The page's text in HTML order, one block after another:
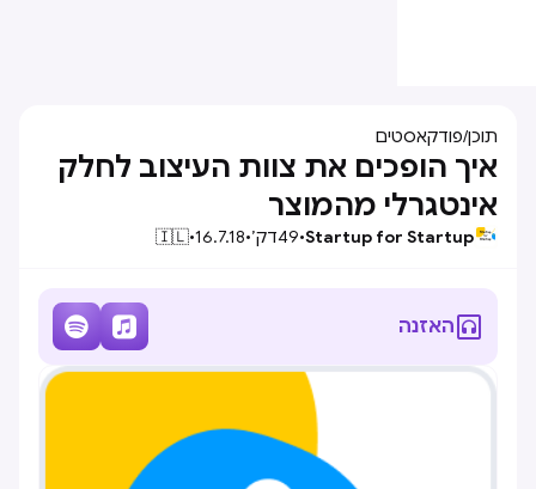
תוכן/פודקאסטים
איך הופכים את צוות העיצוב לחלק
אינטגרלי מהמוצר
Startup for Startup
•
49דק׳•
16.7.18
•
🇮🇱
האזנה 
